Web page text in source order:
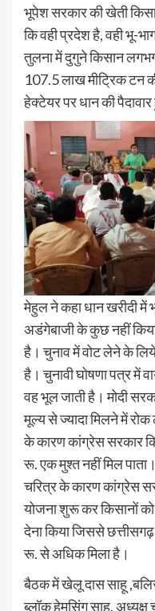
भूपेश सरकार की खेती
कि वही प्रदेश है, वही भू-
तुलना में दुगुने किसान
107.5 लाख मीट्रिक टन
हेक्टेयर पर धान की
मेहुल ने कहा धान खरीदी में
अडंगेबाजी के कुछ नहीं
है। चुनाव में वोट लेने के
है। चुनावी घोषणा पत्र में
वह भूल जाती है। मोदी
मूल्य से ज्यादा मिलने में
के कारण कांग्रेस सरकार
रू. एक मुश्त नहीं मिल
चरित्र के कारण कांग्रेस
योजना शुरू कर किसानों
देना किया जिससे
रू. से अधिक मिला है।
बैठक में खेलू दास साहू
ब्लॉक हेमसिंग साहू, अध्यक्ष